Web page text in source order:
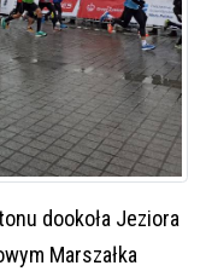
dookoła Jeziora
Marszałka